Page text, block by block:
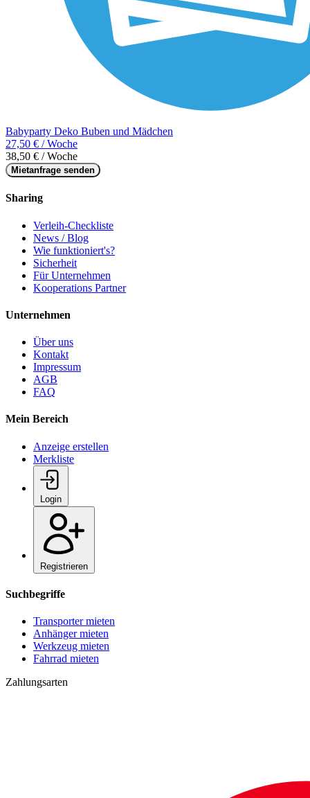
Babyparty Deko Buben und Mädchen
27,50 € / Woche
38,50 € / Woche
Mietanfrage senden
Sharing
Verleih-Checkliste
News / Blog
Wie funktioniert's?
Sicherheit
Für Unternehmen
Kooperations Partner
Unternehmen
Über uns
Kontakt
Impressum
AGB
FAQ
Mein Bereich
Anzeige erstellen
Merkliste
Login
Registrieren
Suchbegriffe
Transporter mieten
Anhänger mieten
Werkzeug mieten
Fahrrad mieten
Zahlungsarten